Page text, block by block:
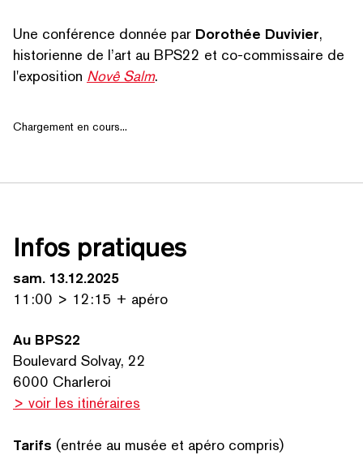
SEARCH BY KEYWORDS
Une conférence donnée par Dorothée Duvivier,
historienne de l’art au BPS22 et co-commissaire de
l'exposition Novê Salm.
Chargement en cours...
Infos pratiques
sam. 13.12.2025
11:00 > 12:15 + apéro
Au BPS22
Boulevard Solvay, 22
6000 Charleroi
> voir les itinéraires
Tarifs (entrée au musée et apéro compris)